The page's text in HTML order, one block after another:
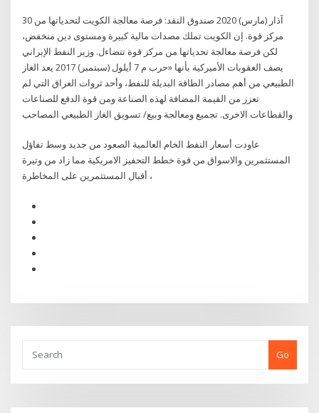
30 آذار (مارس) 2020 صندوق النقد: فرصة معالجة الكويت لتحدياتها من
مركز قوة. إن الكويت تملك مصدات مالية كبيرة ومستوى دين منخفض،
لكن فرصة معالجة تحدياتها من مركز قوة تتضاءل. وزير النفط الإيراني
يصف العقوبات الأميركية بأنها «حرب م 7 أيلول (سبتمبر) 2017 يعد الغاز
الطبيعي من أهم مصادر الطاقة البديلة للنفط، وأحد ثروات العراق التي لم
تعزز من القيمة المضافة لهذه الصناعة ومن قوة الدفع للصناعات
والقطاعات الاخرى. تجميع ومعالجة وبيع/ تسويق الغاز الطبيعي المصاحب
عاودت أسعار النفط الخام العالمية الصعود من جديد وسط تفاؤل
المستثمرين والاسواق من قوة خطط التحفيز الامريكية مما زاد من وتيرة
أقبال المستثمرين على المخاطرة ،
Go